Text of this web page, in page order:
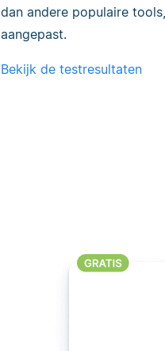
dan andere populaire
aangepast.
Bekijk de testresultaten